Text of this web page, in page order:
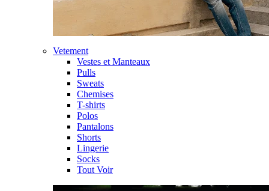
Vetement
Vestes et Manteaux
Pulls
Sweats
Chemises
T-shirts
Polos
Pantalons
Shorts
Lingerie
Socks
Tout Voir